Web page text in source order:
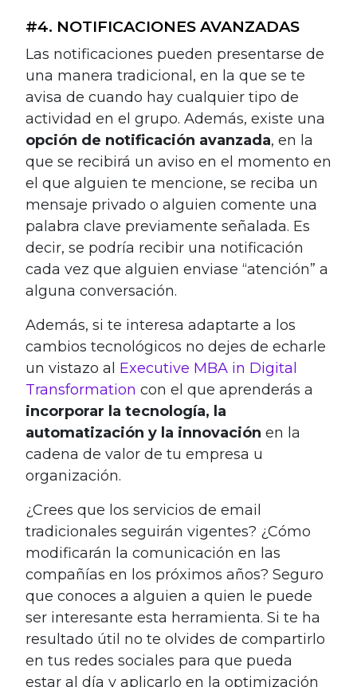
#4. NOTIFICACIONES AVANZADAS
Las notificaciones pueden presentarse de
una manera tradicional, en la que se te
avisa de cuando hay cualquier tipo de
actividad en el grupo. Además, existe una
opción de notificación avanzada, en la
que se recibirá un aviso en el momento en
el que alguien te mencione, se reciba un
mensaje privado o alguien comente una
palabra clave previamente señalada. Es
decir, se podría recibir una notificación
cada vez que alguien enviase “atención” a
alguna conversación.
Además, si te interesa adaptarte a los
cambios tecnológicos no dejes de echarle
un vistazo al Executive MBA in Digital
Transformation con el que aprenderás a
incorporar la tecnología, la
automatización y la innovación en la
cadena de valor de tu empresa u
organización.
¿Crees que los servicios de email
tradicionales seguirán vigentes? ¿Cómo
modificarán la comunicación en las
compañías en los próximos años? Seguro
que conoces a alguien a quien le puede
ser interesante esta herramienta. Si te ha
resultado útil no te olvides de compartirlo
en tus redes sociales para que pueda
estar al día y aplicarlo en la optimización